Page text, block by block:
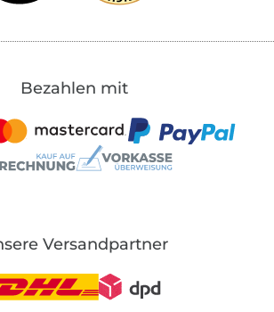
Bezahlen mit
Versandpartner